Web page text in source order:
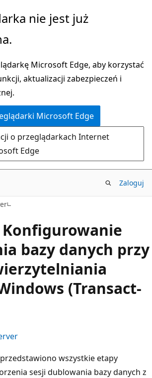
nie jest już
Microsoft Edge, aby korzystać
aktualizacji zabezpieczeń i
Microsoft Edge
o przeglądarkach Internet
Edge
Zaloguj
Konfigurowanie
bazy danych przy
(Transact-
wszystkie etapy
sesji dublowania bazy danych z